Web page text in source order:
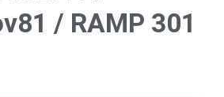
/ RAMP 301